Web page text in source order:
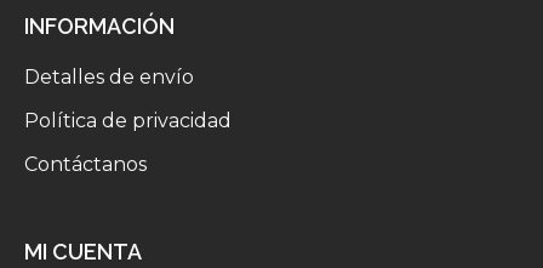
INFORMACIÓN
Detalles de envío
Política de privacidad
Contáctanos
MI CUENTA